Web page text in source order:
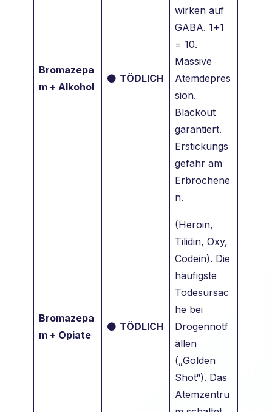
Bromazepa
m + Alkohol
⚫ TÖDLICH
wirken auf
GABA. 1+1
= 10.
Massive
Atemdepres
sion.
Blackout
garantiert.
Erstickungs
gefahr am
Erbrochene
n.
Bromazepa
m + Opiate
⚫ TÖDLICH
(Heroin,
Tilidin, Oxy,
Codein). Die
häufigste
Todesursac
he bei
Drogennotf
ällen
(„Golden
Shot“). Das
Atemzentru